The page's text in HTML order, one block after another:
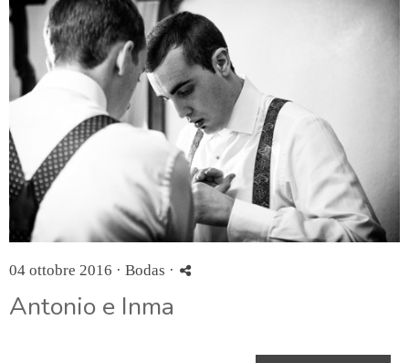
04 ottobre 2016 · Bodas ·
Antonio e Inma